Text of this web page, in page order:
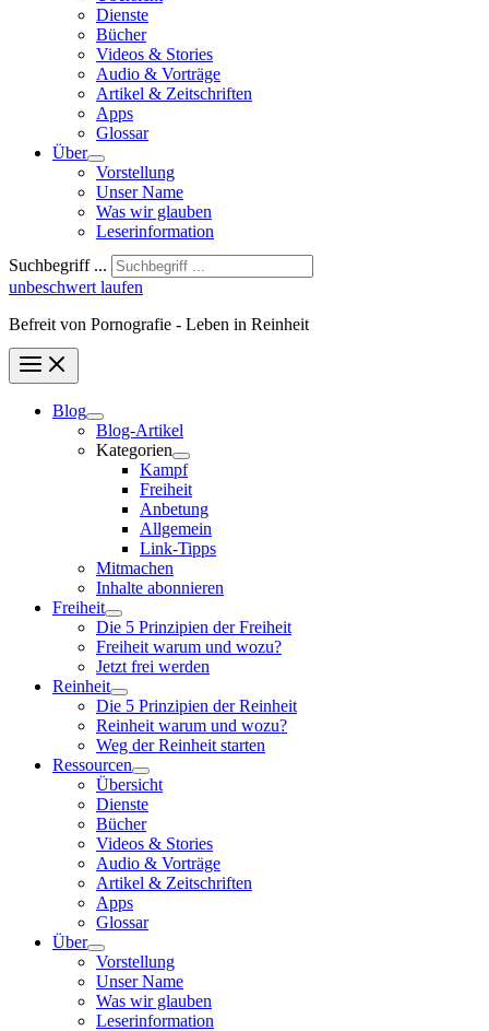
Dienste
Bücher
Videos & Stories
Audio & Vorträge
Artikel & Zeitschriften
Apps
Glossar
Über
Vorstellung
Unser Name
Was wir glauben
Leser­infor­mation
Suchbegriff ...
unbeschwert laufen
Befreit von Pornografie - Leben in Reinheit
Blog
Blog-Artikel
Kategorien
Kampf
Freiheit
Anbetung
Allgemein
Link-Tipps
Mitmachen
Inhalte abonnieren
Freiheit
Die 5 Prinzipien der Freiheit
Freiheit warum und wozu?
Jetzt frei werden
Reinheit
Die 5 Prinzipien der Reinheit
Reinheit warum und wozu?
Weg der Reinheit starten
Ressourcen
Übersicht
Dienste
Bücher
Videos & Stories
Audio & Vorträge
Artikel & Zeitschriften
Apps
Glossar
Über
Vorstellung
Unser Name
Was wir glauben
Leser­infor­mation